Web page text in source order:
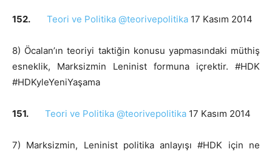
152. Teori ve Politika @teorivepolitika 17 Kasım 2014
8) Öcalan’ın teoriyi taktiğin konusu yapmasındaki müthiş
esneklik, Marksizmin Leninist formuna içrektir. #HDK
#HDKyleYeniYaşama
151. Teori ve Politika @teorivepolitika 17 Kasım 2014
7) Marksizmin, Leninist politika anlayışı #HDK için ne